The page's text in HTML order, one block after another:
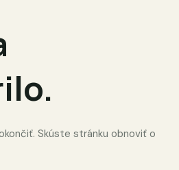
Skúste stránku obnoviť o